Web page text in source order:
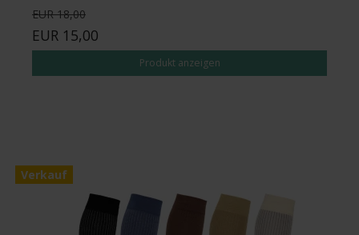
EUR 18,00
EUR 15,00
Produkt anzeigen
Verkauf